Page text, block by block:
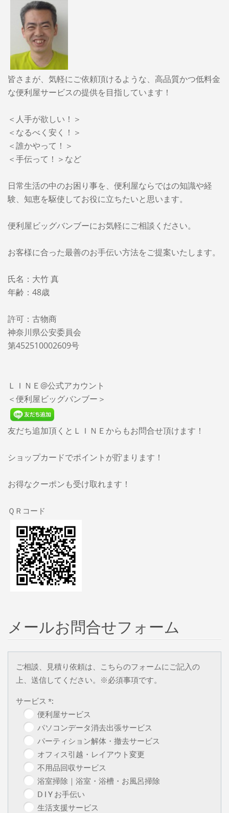
皆さまが、気軽にご依頼頂けるような、高品質かつ低料金
な便利屋サービスの提供を目指しています！
＜人手が欲しい！＞
＜なるべく安く！＞
＜誰かやって！＞
＜手伝って！＞など
日常生活の中のお困り事を、便利屋ならではの知識や経
験、知恵を駆使してお役に立ちたいと思います。
便利屋ビッグバンブーにお気軽にご相談ください。
お客様に合った最善のお手伝い方法をご提案いたします。
氏名：大竹 真
年齢：48歳
許可：古物商
神奈川県公安委員会
第452510002609号
ＬＩＮＥ@公式アカウント
＜便利屋ビッグバンブー＞
友だち追加頂くとＬＩＮＥからもお問合せ頂けます！
ショップカードでポイントが貯まります！
お得なクーポンも受け取れます！
ＱＲコード
メールお問合せフォーム
ご相談、見積り依頼は、こちらのフォームにご記入の
上、送信してください。※必須事項です。
サービス *:
便利屋サービス
パソコンデータ消去出張サービス
パーティション解体・撤去サービス
オフィス引越・レイアウト変更
不用品回収サービス
浴室掃除｜浴室・浴槽・お風呂掃除
D I Y お手伝い
生活支援サービス